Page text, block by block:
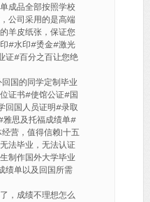
成品全部按照学校
公司采用的是高端
羊皮纸张，保证您
#水印#烫金#激光
证#百分之百让您绝
国的同学定制毕业
证书#使馆公证#国
回国人员证明#录取
雅思及托福成绩单#
营，值得信赖]十五
法毕业，无法认证
制作国外大学毕业
绩单以及回国所需
，成绩不理想怎么